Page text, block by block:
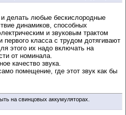
делать любые бескислородные
динамиков, способных
и звуковым трактом
класса с трудом дотягивают
этого их надо включать на
от номинала.
качество звука.
помещение, где этот звук как бы
на свинцовых аккумуляторах.